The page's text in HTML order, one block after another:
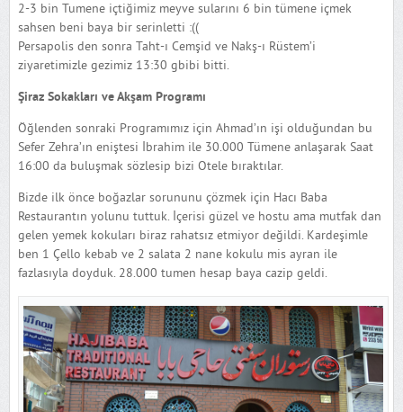
2-3 bin Tumene içtiğimiz meyve sularını 6 bin tümene içmek
sahsen beni baya bir serinletti :((
Persapolis den sonra Taht-ı Cemşid ve Nakş-ı Rüstem’i
ziyaretimizle gezimiz 13:30 gbibi bitti.
Şiraz Sokakları ve Akşam Programı
Öğlenden sonraki Programımız için Ahmad’ın işi olduğundan bu
Sefer Zehra’ın eniştesi İbrahim ile 30.000 Tümene anlaşarak Saat
16:00 da buluşmak sözlesip bizi Otele bıraktılar.
Bizde ilk önce boğazlar sorununu çözmek için Hacı Baba
Restaurantın yolunu tuttuk. İçerisi güzel ve hostu ama mutfak dan
gelen yemek kokuları biraz rahatsız etmiyor değildi. Kardeşimle
ben 1 Çello kebab ve 2 salata 2 nane kokulu mis ayran ile
fazlasıyla doyduk. 28.000 tumen hesap baya cazip geldi.